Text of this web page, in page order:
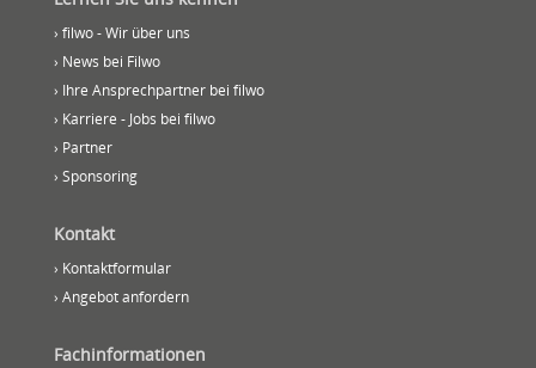
› filwo - Wir über uns
› News bei Filwo
› Ihre Ansprechpartner bei filwo
› Karriere - Jobs bei filwo
› Partner
› Sponsoring
Kontakt
› Kontaktformular
› Angebot anfordern
Fachinformationen